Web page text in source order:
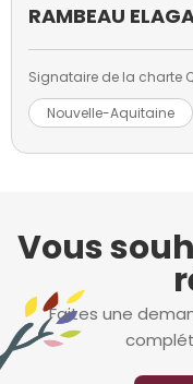
RAMBEAU
Signataire de la charte
Nouvelle-Aquitaine
Vous
Faites une